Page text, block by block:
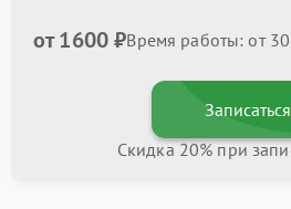
от 1600 ₽Время работы: от
Записаться
Скидка 20% при